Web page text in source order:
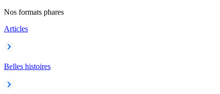
Nos formats phares
Articles
Belles histoires